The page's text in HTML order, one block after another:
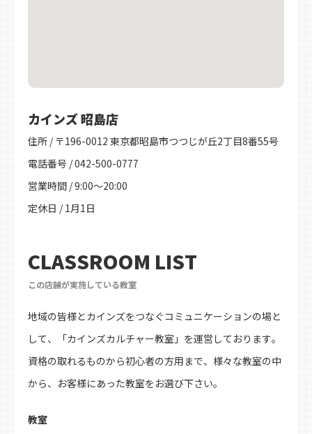
カインズ 昭島店
住所 / 〒196-0012 東京都昭島市つつじが丘2丁目8番55号
電話番号 / 042-500-0777
営業時間 / 9:00～20:00
定休日 / 1月1日
CLASSROOM LIST
この店舗が実施している教室
地域の皆様とカインズをつなぐコミュニケーションの場と
して、「カインズカルチャー教室」を運営しております。
資格の取れるものから初心者の方用まで、様々な教室の中
から、お客様にあった教室をお選び下さい。
教室